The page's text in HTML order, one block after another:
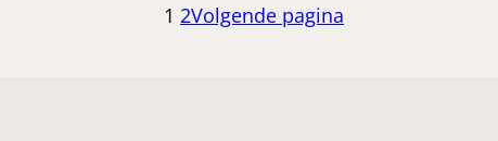
1 2Volgende pagina